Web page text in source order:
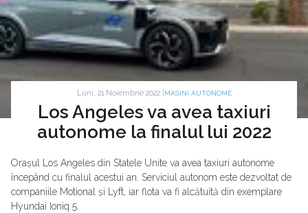
Luni, 21 Noiembrie 2022 | MASINI AUTONOME
Los Angeles va avea taxiuri
autonome la finalul lui 2022
Orașul Los Angeles din Statele Unite va avea taxiuri autonome
începând cu finalul acestui an. Serviciul autonom este dezvoltat de
companiile Motional și Lyft, iar flota va fi alcătuită din exemplare
Hyundai Ioniq 5.